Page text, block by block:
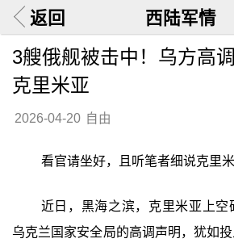
返回 西陆军情
3艘俄舰被击中！乌方高
克里米亚
2026-04-20 自由
看官请坐好，且听笔者细说克里
近日，黑海之滨，克里米亚上空
乌克兰国家安全局的高调声明，犹如投